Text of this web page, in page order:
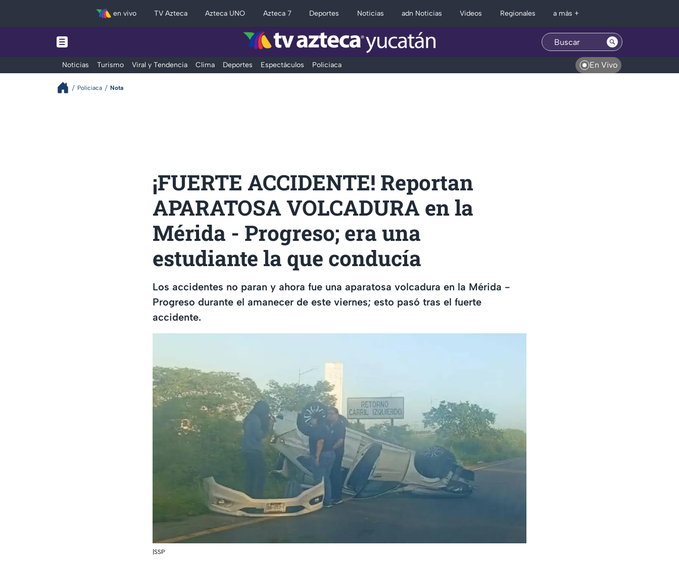
en vivo TV Azteca Azteca UNO Azteca 7 Deportes Noticias adn Noticias Videos Regionales a más +
Noticias Turismo Viral y Tendencia Clima Deportes Espectáculos Policiaca En Vivo
Policiaca Nota
¡FUERTE ACCIDENTE! Reportan
APARATOSA VOLCADURA en la
Mérida - Progreso; era una
estudiante la que conducía
Los accidentes no paran y ahora fue una aparatosa volcadura en la Mérida -
Progreso durante el amanecer de este viernes; esto pasó tras el fuerte
accidente.
|SSP